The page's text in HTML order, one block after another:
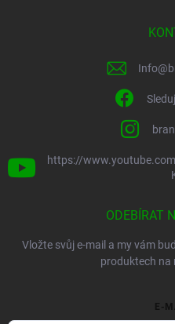
Info@
https://
ODEBÍRAT
Vložte svůj e-mail a my vám
produktech na
E-